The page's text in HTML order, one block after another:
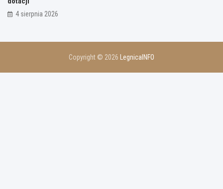
4 sierpnia 2026
Copyright © 2026 LegnicaINFO